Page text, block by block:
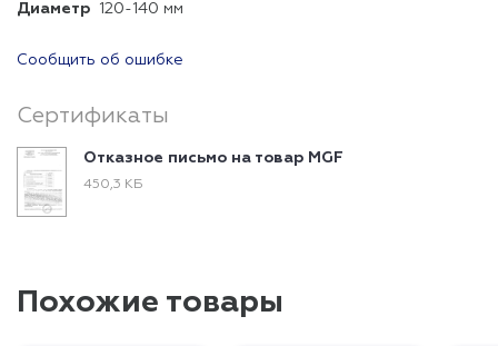
Диаметр 120-140 мм
Сообщить об ошибке
Сертификаты
Отказное письмо на товар MGF
450,3 КБ
Похожие товары